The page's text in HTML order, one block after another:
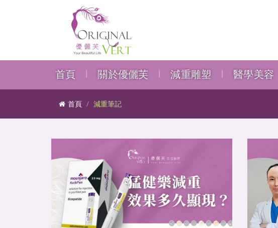
首頁 關於優儷芙 減重雕塑 醫學美容
首頁 減重筆記